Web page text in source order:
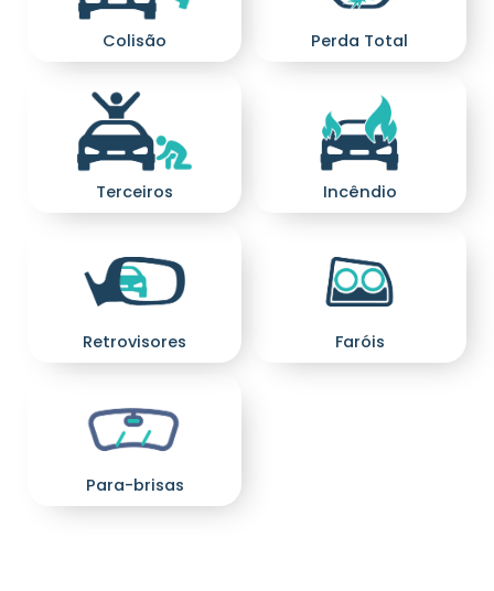
Colisão Perda Total
Terceiros Incêndio
Retrovisores Faróis
Para-brisas